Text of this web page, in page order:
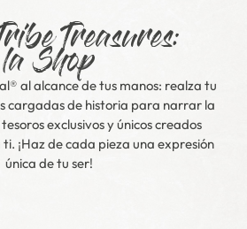
Treasures:
la Shop
al alcance de tus manos: realza tu
cargadas de historia para narrar la
exclusivos y únicos creados
¡Haz de cada pieza una expresión
única de tu ser!